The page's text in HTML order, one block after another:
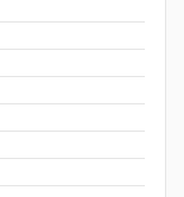
Magazine